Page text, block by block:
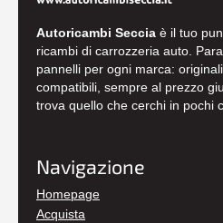
Autoricambi Seccia è il tuo
ricambi di carrozzeria auto.
pannelli per ogni marca:
compatibili, sempre al prezzo
trova quello che cerchi in pochi
Navigazione
Homepage
Acquista